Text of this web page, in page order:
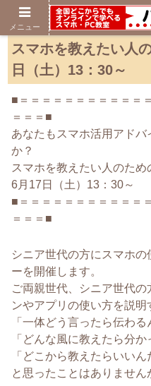
スマホを教えたい人
日（土）13：30～
■＝＝＝＝＝＝＝＝＝＝＝
＝＝＝■
あなたもスマホ活用アド
か？
スマホを教えたい人のため
6月17日（土）13：30～
■＝＝＝＝＝＝＝＝＝＝＝
＝＝＝■
シニア世代の方にスマホ
ーを開催します。
ご両親世代、シニア世代
ンやアプリの使い方を説明
「一体どう言ったら伝わる
「どんな風に教えたら分か
「どこから教えたらいいん
と思ったことはありません
メニュー